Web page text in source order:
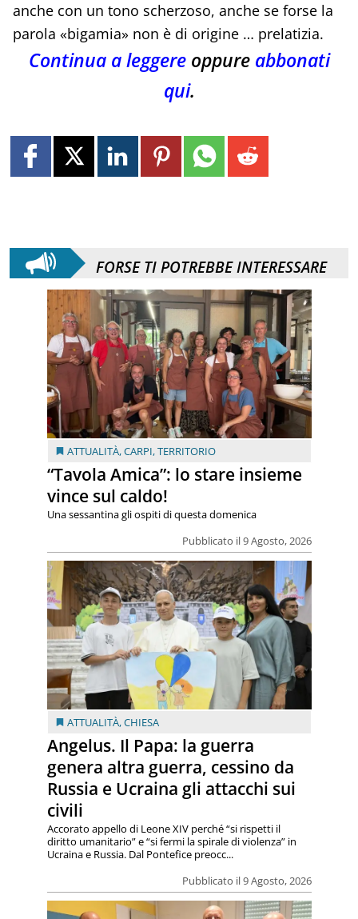
anche con un tono scherzoso, anche se forse la
parola «bigamia» non è di origine … prelatizia.
Continua a leggereoppure abbonati
qui.
FORSE TI POTREBBE INTERESSARE
ATTUALITÀ,CARPI,TERRITORIO
“Tavola Amica”: lo stare insieme
vince sul caldo!
Pubblicato il 9 Agosto, 2026
Una sessantina gli ospiti di questa domenica
ATTUALITÀ,CHIESA
Angelus. Il Papa: la guerra
genera altra guerra, cessino da
Russia e Ucraina gli attacchi sui
civili
Pubblicato il 9 Agosto, 2026
Accorato appello di Leone XIV perché “si rispetti il
diritto umanitario” e “si fermi la spirale di violenza” in
Ucraina e Russia. Dal Pontefice preocc...